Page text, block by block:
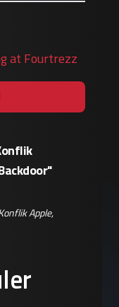
at Fourtrezz
AS
China